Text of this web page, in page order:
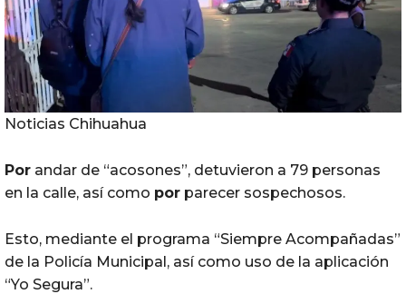
Noticias Chihuahua
Por andar de “acosones”, detuvieron a 79 personas
en la calle, así como por parecer sospechosos.
Esto, mediante el programa “Siempre Acompañadas”
de la Policía Municipal, así como uso de la aplicación
“Yo Segura”.